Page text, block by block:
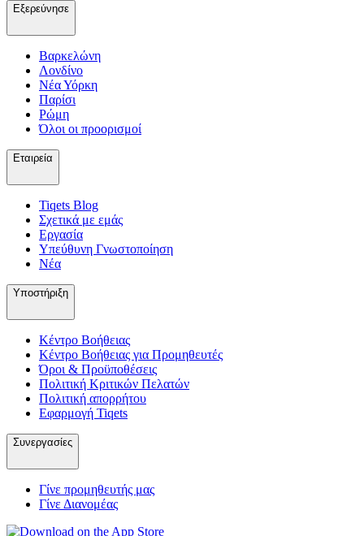
Εξερεύνησε
Βαρκελώνη
Λονδίνο
Νέα Υόρκη
Παρίσι
Ρώμη
Όλοι οι προορισμοί
Εταιρεία
Tiqets Βlog
Σχετικά με εμάς
Εργασία
Υπεύθυνη Γνωστοποίηση
Νέα
Υποστήριξη
Κέντρο Βοήθειας
Κέντρο Βοήθειας για Προμηθευτές
Όροι & Προϋποθέσεις
Πολιτική Κριτικών Πελατών
Πολιτική απορρήτου
Εφαρμογή Tiqets
Συνεργασίες
Γίνε προμηθευτής μας
Γίνε Διανομέας